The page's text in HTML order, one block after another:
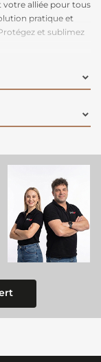
votre alliée pour tous
pratique et
et sublimez
un, conçu pour
une haute